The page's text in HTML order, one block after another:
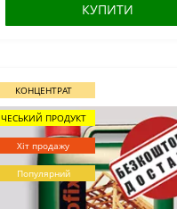
КУПИТИ
КОНЦЕНТРАТ
ЧЕСЬКИЙ ПРОДУКТ
Хіт продажу
Популярний